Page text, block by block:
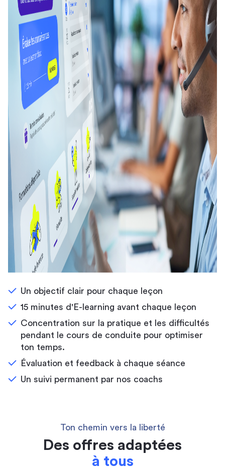
Un objectif clair pour chaque leçon
15 minutes d'E-learning avant chaque leçon
Concentration sur la pratique et les difficultés
pendant le cours de conduite pour optimiser
ton temps.
Évaluation et feedback à chaque séance
Un suivi permanent par nos coachs
Ton chemin vers la liberté
Des offres adaptées
à tous